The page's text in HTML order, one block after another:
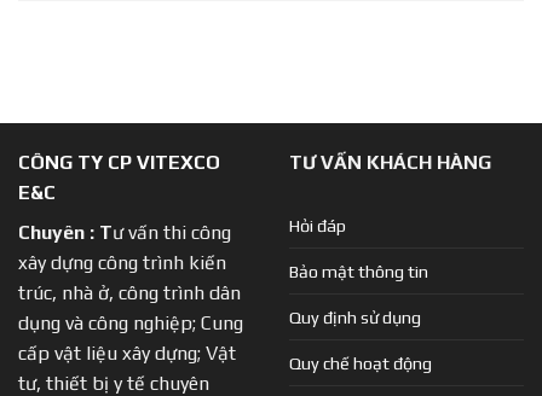
CÔNG TY CP VITEXCO
E&C
Chuyên : Tư vấn thi công
xây dựng công trình kiến
trúc, nhà ở, công trình dân
dụng và công nghiệp; Cung
cấp vật liệu xây dựng; Vật
tư, thiết bị y tế chuyên
TƯ VẤN KHÁCH HÀNG
Hỏi đáp
Bảo mật thông tin
Quy định sử dụng
Quy chế hoạt động